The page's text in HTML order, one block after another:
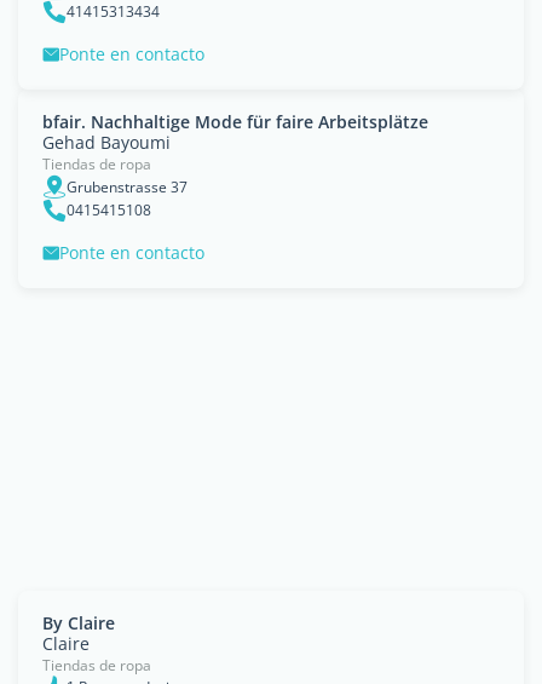
41415313434
Ponte en contacto
bfair. Nachhaltige Mode für faire Arbeitsplätze
Gehad Bayoumi
Tiendas de ropa
Grubenstrasse 37
0415415108
Ponte en contacto
By Claire
Claire
Tiendas de ropa